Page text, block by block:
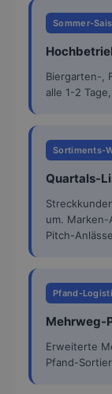
Sommer-
Biergarten-,
alle 1-2
Sortiments-
Quartals-
um.
Pitch-
Pfand-
Mehrweg-
Erweiterte
Pfand-